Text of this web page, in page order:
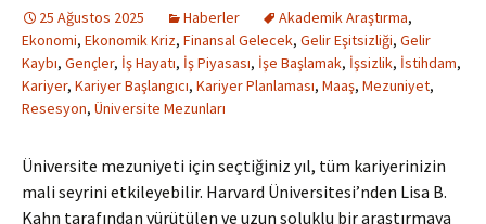
25 Ağustos 2025 Haberler Akademik Araştırma,
Ekonomi, Ekonomik Kriz, Finansal Gelecek, Gelir Eşitsizliği, Gelir
Kaybı, Gençler, İş Hayatı, İş Piyasası, İşe Başlamak, İşsizlik, İstihdam,
Kariyer, Kariyer Başlangıcı, Kariyer Planlaması, Maaş, Mezuniyet,
Resesyon, Üniversite Mezunları
Üniversite mezuniyeti için seçtiğiniz yıl, tüm kariyerinizin
mali seyrini etkileyebilir. Harvard Üniversitesi’nden Lisa B.
Kahn tarafından yürütülen ve uzun soluklu bir araştırmaya